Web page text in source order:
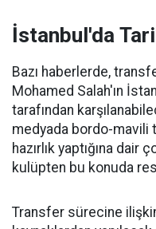
İstanbul'da
Bazı haberlerde,
Mohamed Salah'ın
tarafından
medyada bordo-mavili
hazırlık yaptığına dair
kulüpten bu konuda
Transfer sürecine